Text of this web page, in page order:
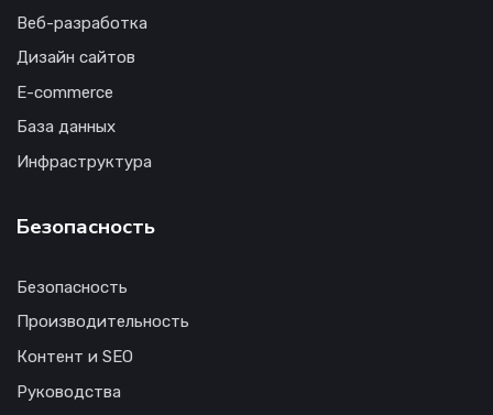
Веб-разработка
Дизайн сайтов
E-commerce
База данных
Инфраструктура
Безопасность
Безопасность
Производительность
Контент и SEO
Руководства